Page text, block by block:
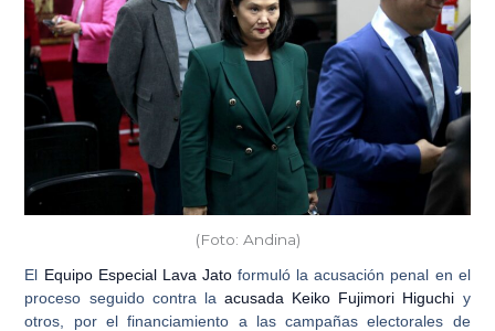
(Foto: Andina)
El Equipo Especial Lava Jatoformuló la acusación penal en el
proceso seguido contra la acusada Keiko Fujimori Higuchi y
otros, por el financiamiento a las campañas electorales de